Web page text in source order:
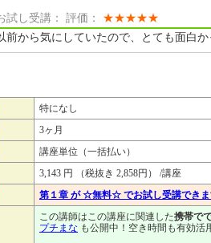
試し受講： 評価： ★★★★★
前から気にしていたので、とても面白
特になし
3ヶ月
講座単位（一括払い）
3,143 円 （税抜き 2,858円） /講座
第１章 が ☆無料☆ でお試し受講でき
この講師はこの講座に関連した携帯で
プチまな も公開中！空き時間も有効活